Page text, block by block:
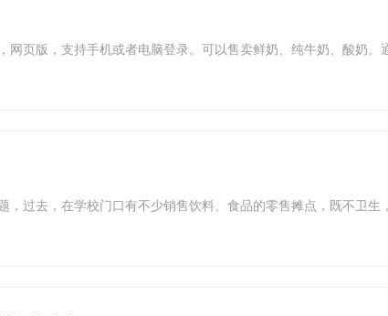
网页版，支持手机或者电脑登录。可以售卖鲜奶、纯牛奶、酸奶
，过去，在学校门口有不少销售饮料、食品的零售摊点，既不卫